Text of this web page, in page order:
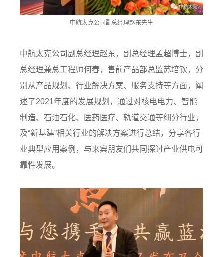
中航太克公司副总经理赵东先生
中航太克公司副总经理赵东，副总经理孟超博士，副
总经理兼总工程师何春，售前产品部总监苏培钦，分
别从产品规划、行业解决方案、服务支持等方面，阐
述了2021年度的发展规划，通过对核电电力、智能
制造、石油石化、医药医疗、轨道交通等细分行业，
及“新基建”相关行业的解决方案进行总结，分享各行
业典型应用案例，与来宾朋友们共同探讨产业供电可
靠性发展。